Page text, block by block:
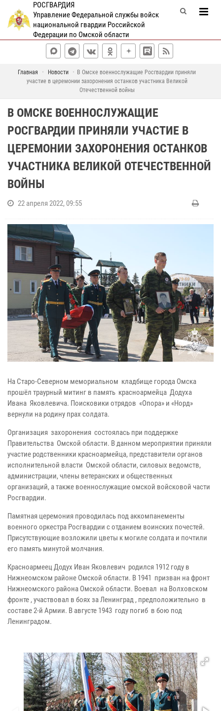
РОСГВАРДИЯ
Управление Федеральной службы войск
национальной гвардии Российской
Федерации по Омской области
Главная Новости
В Омске военнослужащие Росгвардии приняли
участие в церемонии захоронения останков участника Великой
Отечественной войны
В ОМСКЕ ВОЕННОСЛУЖАЩИЕ
РОСГВАРДИИ ПРИНЯЛИ УЧАСТИЕ В
ЦЕРЕМОНИИ ЗАХОРОНЕНИЯ ОСТАНКОВ
УЧАСТНИКА ВЕЛИКОЙ ОТЕЧЕСТВЕННОЙ
ВОЙНЫ
22 апреля 2022, 09:55
На Старо-Северном мемориальном кладбище города Омска
прошёл траурный митинг в память красноармейца Додуха
Ивана Яковлевича. Поисковики отрядов «Опора» и «Норд»
вернули на родину прах солдата.
Организация захоронения состоялась при поддержке
Правительства Омской области. В данном мероприятии приняли
участие родственники красноармейца, представители органов
исполнительной власти Омской области, силовых ведомств,
администрации, члены ветеранских и общественных
организаций, а также военнослужащие омской войсковой части
Росгвардии.
Памятная церемония проводилась под аккомпанементы
военного оркестра Росгвардии с отданием воинских почестей.
Присутствующие возложили цветы к могиле солдата и почтили
его память минутой молчания.
Красноармеец Додух Иван Яковлевич родился 1912 году в
Нижнеомском районе Омской области. В 1941 призван на фронт
Нижнеомского района Омской области. Воевал на Волховском
фронте , участвовал в боях за Ленинград , предположительно в
составе 2-й Армии. В августе 1943 году погиб в бою под
Ленинградом.